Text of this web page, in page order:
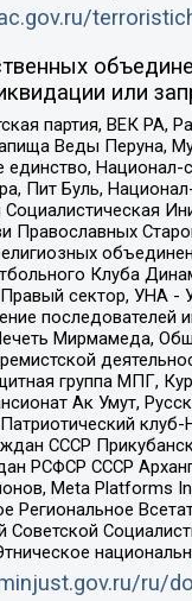
или
партия, ВЕК РА,
Веды Перуна,
единство,
Пит Буль,
Православных
Клуба
сектор, УНА -
последователей
Мирмамеда,
группа МПГ,
Ак Умут,
СССР
РСФСР СССР
Meta Platforms
Региональное
Советской
ru/